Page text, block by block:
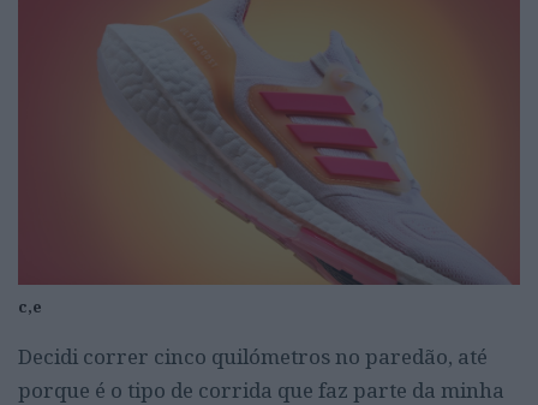
c,e
Decidi correr cinco quilómetros no paredão, até
porque é o tipo de corrida que faz parte da minha